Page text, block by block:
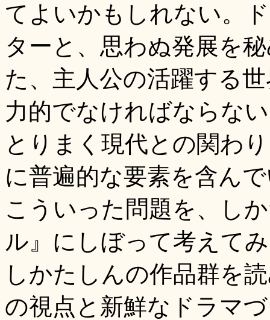
てよいかもしれない。
ターと、思わぬ発展を
た、主人公の活躍する
力的でなければならな
とりまく現代との関わ
に普遍的な要素を含ん
こういった問題を、し
ル』にしぼって考えて
しかたしんの作品群を
の視点と新鮮なドラマ